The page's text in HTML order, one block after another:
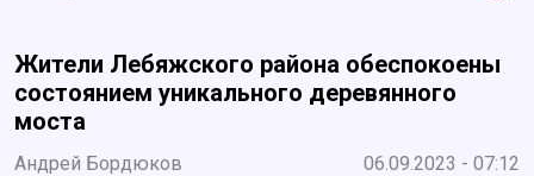
Жители Лебяжского района обеспокоены
состоянием уникального деревянного
моста
Андрей Бордюков 06.09.2023 - 07:12